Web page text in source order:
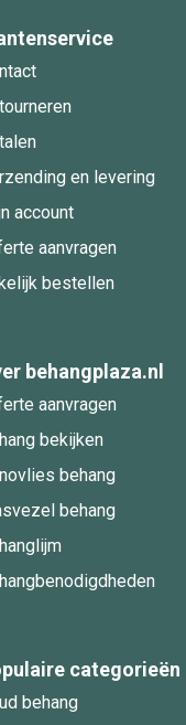
en levering
account
aanvragen
bestellen
behangplaza.nl
aanvragen
bekijken
behang
behang
categorieën
behang